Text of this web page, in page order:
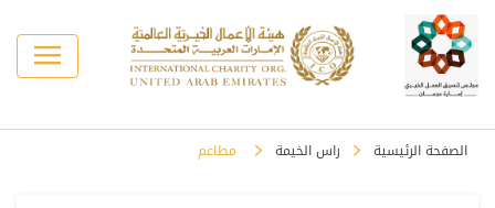
الصفحة الرئيسية راس الخيمة مطاعم